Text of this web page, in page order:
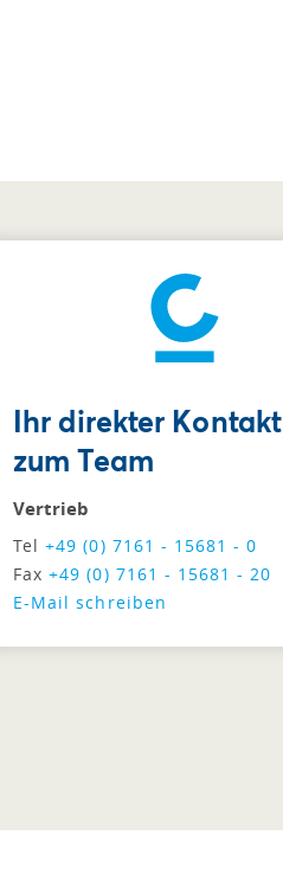
Ihr direkter Kontakt
zum Team
Vertrieb
Tel+49 (0) 7161 - 15681 - 0
Fax+49 (0) 7161 - 15681 - 20
E-Mail schreiben